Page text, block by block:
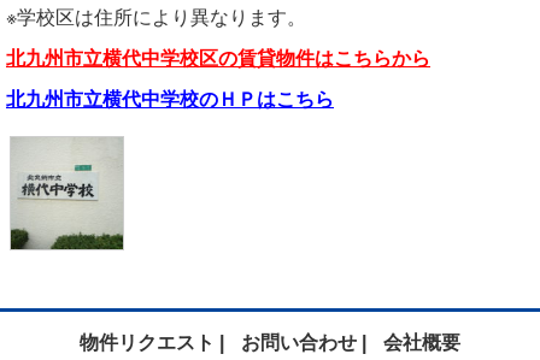
※学校区は住所により異なります。
北九州市立横代中学校区の賃貸物件はこちらから
北九州市立横代中学校のＨＰはこちら
物件リクエスト | お問い合わせ | 会社概要